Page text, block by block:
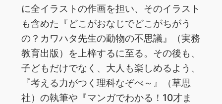
に全イラストの作画を担い、そのイラスト
も含めた『どこがおなじでどこがちがう
の？カワハタ先生の動物の不思議』（実務
教育出版）を上梓するに至る。その後も、
子どもだけでなく、大人も楽しめるよう、
『考える力がつく理科なぞぺ～』（草思
社）の執筆や『マンガでわかる！10才ま